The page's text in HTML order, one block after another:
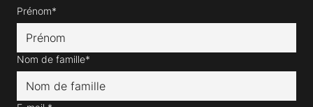
Prénom*
Nom de famille*